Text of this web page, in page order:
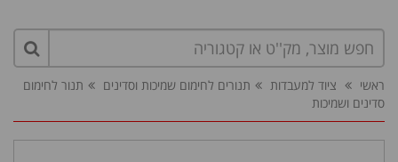
ראשי ציוד למעבדות תנורים לחימום שמיכות וסדינים
תנור לחימום
סדינים ושמיכות